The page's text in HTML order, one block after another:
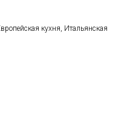
кухня, Итальянская